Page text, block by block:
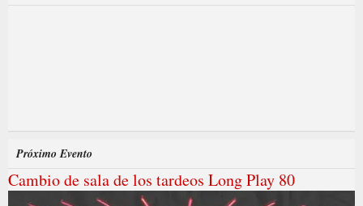
Próximo Evento
Cambio de sala de los tardeos Long Play 80